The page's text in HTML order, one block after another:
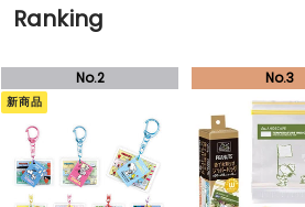
Ranking
新商品